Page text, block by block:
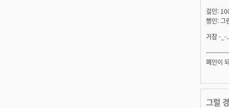
걸인:
행인: 그
거참 -_-
폐인이
그럴